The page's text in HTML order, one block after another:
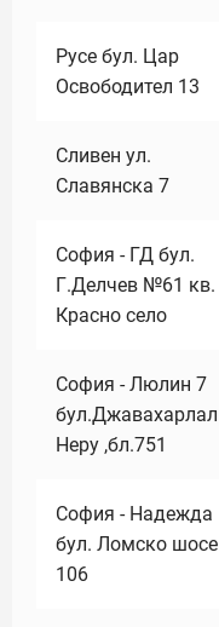
Русе бул. Цар
Освободител 13
Сливен ул.
Славянска 7
София - ГД бул.
Г.Делчев №61 кв.
Красно село
София - Люлин 7
бул.Джавахарлал
Неру ,бл.751
София - Надежда
бул. Ломско шосе
106